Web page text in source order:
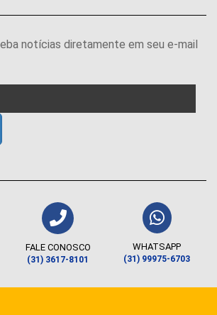
notícias diretamente em seu e-mail
FALE CONOSCO
(31) 3617-8101
WHATSAPP
(31) 99975-6703